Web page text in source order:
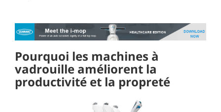
Pourquoi les machines à
vadrouille améliorent la
productivité et la propreté